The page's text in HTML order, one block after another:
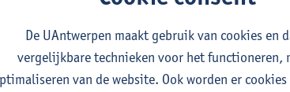
De UAntwerpen maakt gebruik van cookies en
vergelijkbare technieken voor het functioneren,
van de website. Ook worden er